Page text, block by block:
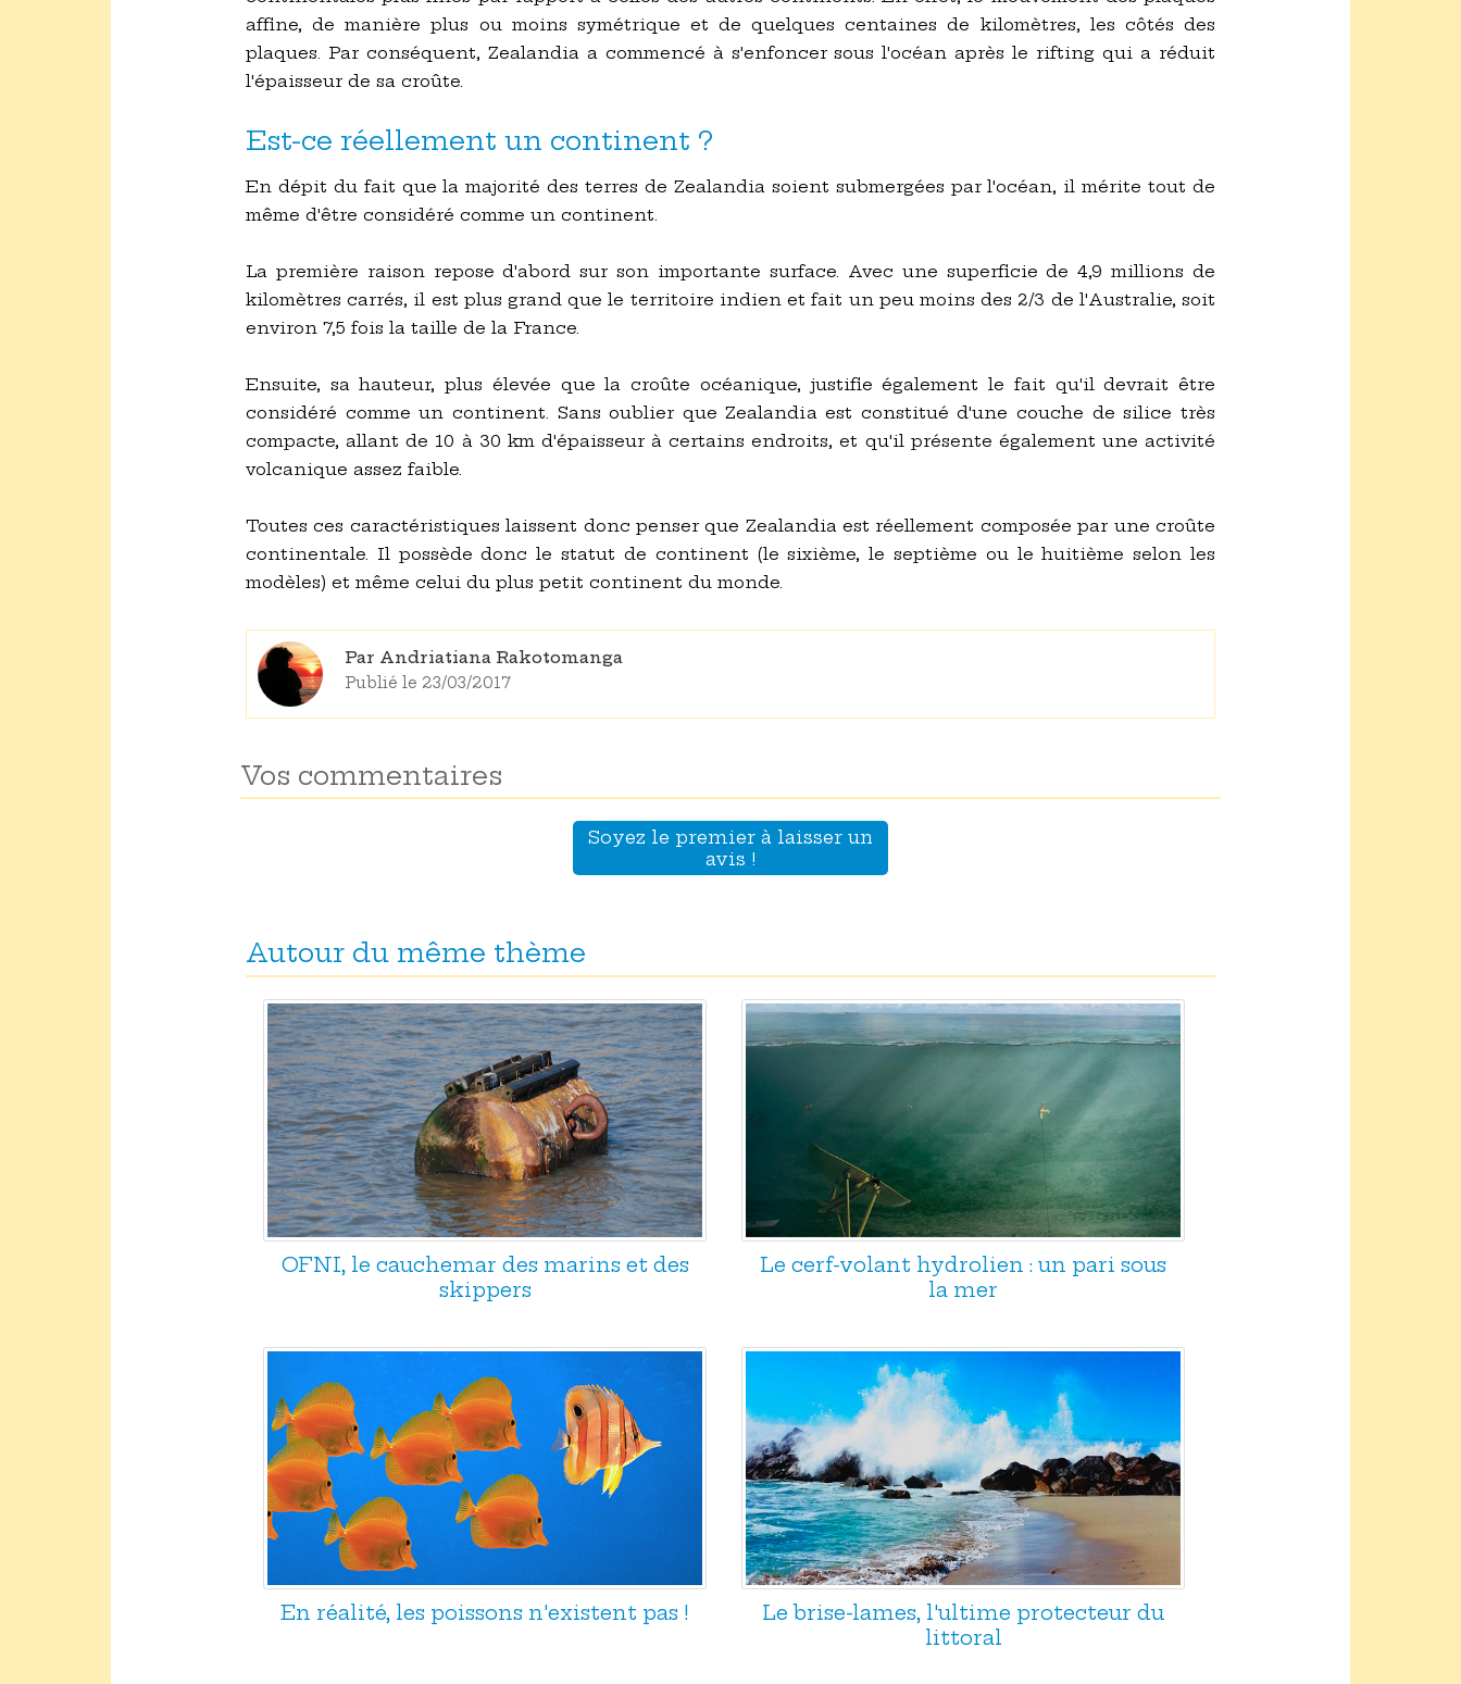
affine, de manière plus ou moins symétrique et de quelques centaines de kilomètres, les côtés des
plaques. Par conséquent, Zealandia a commencé à s'enfoncer sous l'océan après le rifting qui a réduit
l'épaisseur de sa croûte.
Est-ce réellement un continent ?
En dépit du fait que la majorité des terres de Zealandia soient submergées par l'océan, il mérite tout de
même d'être considéré comme un continent.
La première raison repose d'abord sur son importante surface. Avec une superficie de 4,9 millions de
kilomètres carrés, il est plus grand que le territoire indien et fait un peu moins des 2/3 de l'Australie, soit
environ 7,5 fois la taille de la France.
Ensuite, sa hauteur, plus élevée que la croûte océanique, justifie également le fait qu'il devrait être
considéré comme un continent. Sans oublier que Zealandia est constitué d'une couche de silice très
compacte, allant de 10 à 30 km d'épaisseur à certains endroits, et qu'il présente également une activité
volcanique assez faible.
Toutes ces caractéristiques laissent donc penser que Zealandia est réellement composée par une croûte
continentale. Il possède donc le statut de continent (le sixième, le septième ou le huitième selon les
modèles) et même celui du plus petit continent du monde.
Par Andriatiana Rakotomanga
Publié le 23/03/2017
Vos commentaires
Soyez le premier à laisser un
avis !
Autour du même thème
OFNI, le cauchemar des marins et des
skippers
Le cerf-volant hydrolien : un pari sous
la mer
En réalité, les poissons n'existent pas !
Le brise-lames, l'ultime protecteur du
littoral